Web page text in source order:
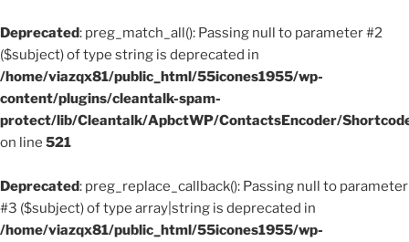
Deprecated: preg_match_all(): Passing null to parameter #2
($subject) of type string is deprecated in
/home/viazqx81/public_html/55icones1955/wp-
content/plugins/cleantalk-spam-
protect/lib/Cleantalk/ApbctWP/ContactsEncoder/
on line 521
Deprecated: preg_replace_callback(): Passing null to parameter
#3 ($subject) of type array|string is deprecated in
/home/viazqx81/public_html/55icones1955/wp-